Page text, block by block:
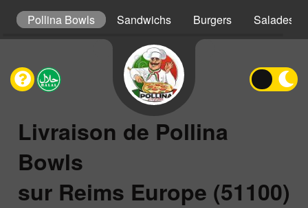
Pollina Bowls Sandwichs Burgers Salades
Livraison de Pollina
Bowls
sur Reims Europe (51100)